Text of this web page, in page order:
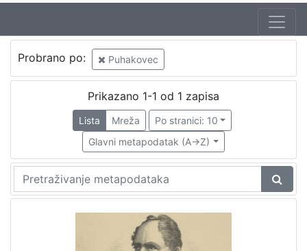
Probrano po: Puhakovec
Prikazano 1-1 od 1 zapisa
Lista Mreža
Po stranici: 10
Glavni metapodatak (A->Z)